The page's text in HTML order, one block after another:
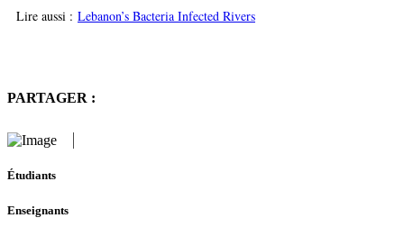
Lire aussi : Lebanon’s Bacteria Infected Rivers
PARTAGER :
Étudiants
Enseignants